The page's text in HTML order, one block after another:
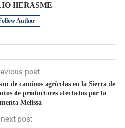
HERASME
Author
post
de caminos agrícolas en la Sierra de
de productores afectados por la
Melissa
next post